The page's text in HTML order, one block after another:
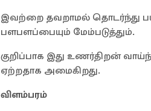
இவற்றை தவறாமல் தொடர்ந்து
பளபளப்பையும் மேம்படுத்தும்.
குறிப்பாக இது உணர்திறன்
ஏற்றதாக அமைகிறது.
விளம்பரம்